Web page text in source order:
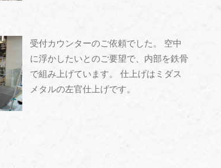
受付カウンターのご依頼でした。 空中
に浮かしたいとのご要望で、内部を鉄骨
で組み上げています。 仕上げはミダス
メタルの左官仕上げです。